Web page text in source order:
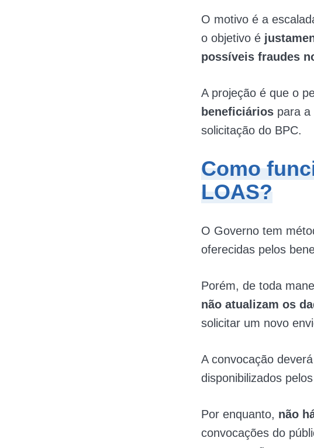
O motivo é a
o objetivo é
possíveis fraudes
A projeção é que o
beneficiários para a
solicitação do BPC.
Como
LOAS?
O Governo tem
oferecidas pelos
Porém, de toda
não atualizam os
solicitar um novo
A convocação
disponibilizados
Por enquanto, não
convocações do